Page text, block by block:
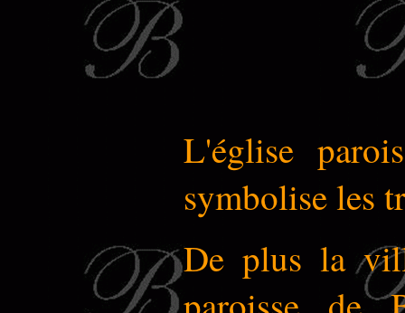
L'église
symbolise les
De plus la